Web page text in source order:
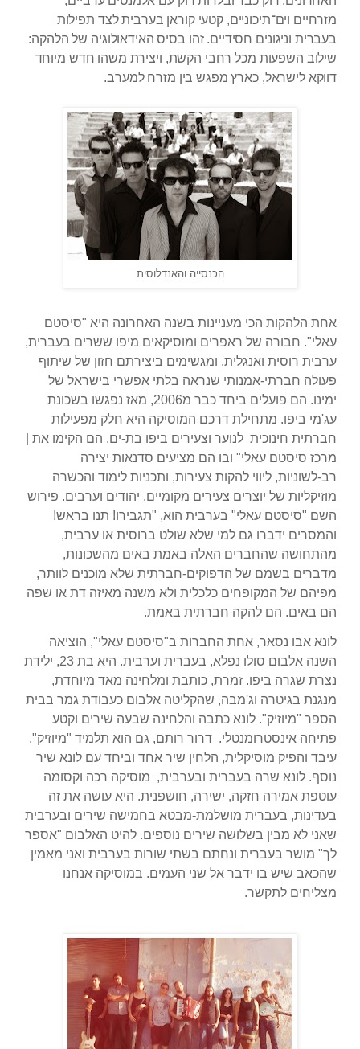
מזרחיים וים־תיכוניים, קטעי קוראן בערבית לצד תפילות
בעברית וניגונים חסידיים. זהו בסיס האידאולוגיה של הלהקה:
שילוב השפעות מכל רחבי הקשת, ויצירת משהו חדש מיוחד
דווקא לישראל, כארץ מפגש בין מזרח למערב.
הכנסייה והאנדלוסית
אחת הלהקות הכי מעניינות בשנה האחרונה היא "סיסטם
עאלי". חבורה של ראפרים ומוסיקאים מיפו ששרים בעברית,
ערבית רוסית ואנגלית, ומגשימים ביצירתם חזון של שיתוף
פעולה חברתי-אמנותי שנראה בלתי אפשרי בישראל של
ימינו.
הם פועלים ביחד כבר מ2006, מאז נפגשו בשכונת
עג'מי ביפו. מתחילת דרכם המוסיקה היא חלק מפעילות
חברתית חינוכית לנוער וצעירים ביפו בת-ים. הם הקימו את |
מרכז סיסטם עאלי" ובו הם מציעים סדנאות יצירה
רב-לשוניות, ליווי להקות צעירות, ותכניות לימוד והכשרה
מוזיקליות של יוצרים צעירים מקומיים, יהודים וערבים. פירוש
השם "סיסטם עאלי" בערבית הוא, "תגבירו! תנו בראש!
והמסרים ידברו גם למי שלא שולט ברוסית או ערבית,
מהתחושה שהחברים האלה באמת באים מהשכונות,
מדברים בשמם של הדפוקים-חברתית שלא מוכנים לוותר,
מפיהם של המקופחים כלכלית ולא משנה מאיזה דת או שפה
הם באים. הם להקה חברתית באמת.
לונא אבו נסאר, אחת החברות ב"סיסטם עאלי", הוציאה
השנה אלבום סולו נפלא, בעברית וערבית. היא בת 23, ילידת
נצרת שגרה ביפו. זמרת, כותבת ומלחינה מאד מיוחדת,
מנגנת בגיטרה וג'מבה, שהקליטה אלבום כעבודת גמר בבית
הספר "מיוזיק". לונא כתבה והלחינה שבעה שירים וקטע
פתיחה אינסטרומנטלי. דרור רותם, גם הוא תלמיד "מיוזיק",
עיבד והפיק מוסיקלית, הלחין שיר אחד וביחד עם לונא שיר
נוסף. לונא שרה בעברית ובערבית, מוסיקה רכה וקסומה
עוטפת אמירה חזקה, ישירה, חושפנית. היא עושה את זה
בעדינות, בעברית מושלמת-מבטא בחמישה שירים ובערבית
שאני לא מבין בשלושה שירים נוספים. להיט האלבום "אספר
לך" מושר בעברית ונחתם בשתי שורות בערבית ואני מאמין
שהכאב שיש בו ידבר אל שני העמים. במוסיקה אנחנו
מצליחים לתקשר.